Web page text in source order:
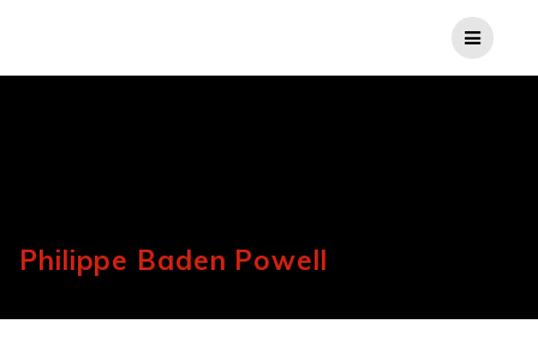
Philippe Baden Powell